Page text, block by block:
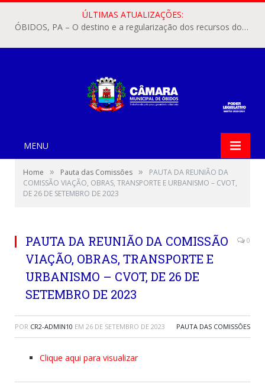
ÚLTIMAS ATUALIZAÇÕES:
ÓBIDOS, PA – O destino e a regularização dos recursos dos Precatórios do FUNDEF (Fundo de Manutenção e Desenvolvimento do Ensino Fundamental e de Valorização do Magistério) voltaram a pautar as discussões na Câmara Municipal de Óbidos.
MENU
Home » Pauta das Comissões »
PAUTA DA REUNIÃO DA
COMISSÃO VIAÇÃO, OBRAS, TRANSPORTE E URBANISMO – CVOT,
DE 26 DE SETEMBRO DE 2023
PAUTA DA REUNIÃO DA COMISSÃO
VIAÇÃO, OBRAS, TRANSPORTE E
URBANISMO – CVOT, DE 26 DE
SETEMBRO DE 2023
0
POR CR2-ADMIN10 EM 26 DE SETEMBRO DE 2023 PAUTA DAS COMISSÕES
Clique aqui para visualizar